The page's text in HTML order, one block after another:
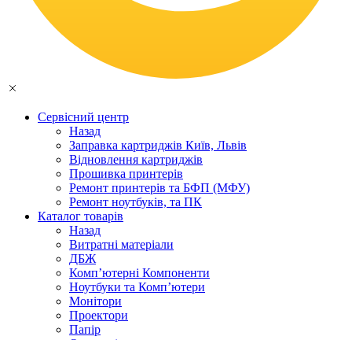
Сервісний центр
Назад
Заправка картриджів Київ, Львів
Відновлення картриджів
Прошивка принтерів
Ремонт принтерів та БФП (МФУ)
Ремонт ноутбуків, та ПК
Каталог товарів
Назад
Витратні матеріали
ДБЖ
Комп’ютерні Компоненти
Ноутбуки та Комп’ютери
Монітори
Проектори
Папір